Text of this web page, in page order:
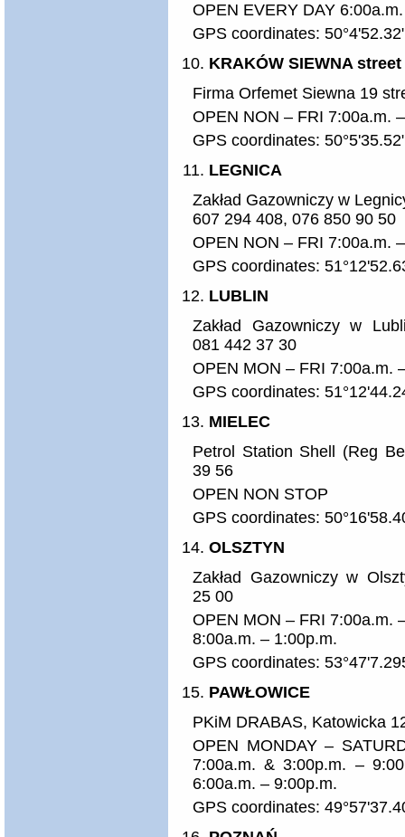
OPEN EVERY DAY
GPS coordinates:
KRAKÓW SIEWNA street
Firma Orfemet Siewna 19
OPEN NON – FRI 7:00a.m.
GPS coordinates:
LEGNICA
Zakład Gazowniczy w
607 294 408, 076 850 90 50
OPEN NON – FRI 7:00a.m.
GPS coordinates:
LUBLIN
Zakład Gazowniczy w
081 442 37 30
OPEN MON – FRI 7:00a.m.
GPS coordinates:
MIELEC
Petrol Station Shell (Reg
39 56
OPEN NON STOP
GPS coordinates:
OLSZTYN
Zakład Gazowniczy w
25 00
OPEN MON – FRI 7:00a.m.
8:00a.m. – 1:00p.m.
GPS coordinates:
PAWŁOWICE
PKiM DRABAS, Katowicka
OPEN MONDAY –
7:00a.m. & 3:00p.m. –
6:00a.m. – 9:00p.m.
GPS coordinates: